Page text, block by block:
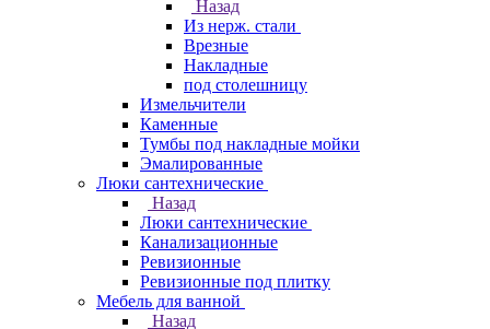
Назад
Из нерж. стали
Врезные
Накладные
под столешницу
Измельчители
Каменные
Тумбы под накладные мойки
Эмалированные
Люки сантехнические
Назад
Люки сантехнические
Канализационные
Ревизионные
Ревизионные под плитку
Мебель для ванной
Назад